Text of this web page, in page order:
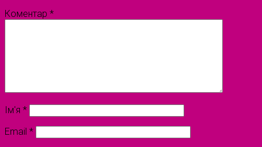
Коментар *
Ім'я *
Email *